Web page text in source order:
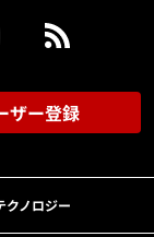
ザー登録
クノロジー